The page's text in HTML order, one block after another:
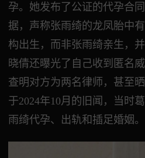
孕。她发布了公证的代孕合
据，声称张雨绮的龙凤胎中
构出生，而非张雨绮亲生，
晓倩还曝光了自己收到匿名
查明对方为两名律师，甚至
于2024年10月的旧闻，当时
雨绮代孕、出轨和插足婚姻。